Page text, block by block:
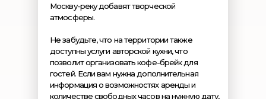
Москву-реку добавят творческой
атмосферы.
Не забудьте, что на территории также
доступны услуги авторской кухни, что
позволит организовать кофе-брейк для
гостей. Если вам нужна дополнительная
информация о возможностях аренды и
количестве свободных часов на нужную дату,